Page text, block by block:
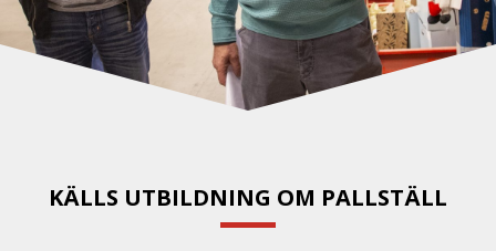
KÄLLS UTBILDNING OM PALLSTÄLL